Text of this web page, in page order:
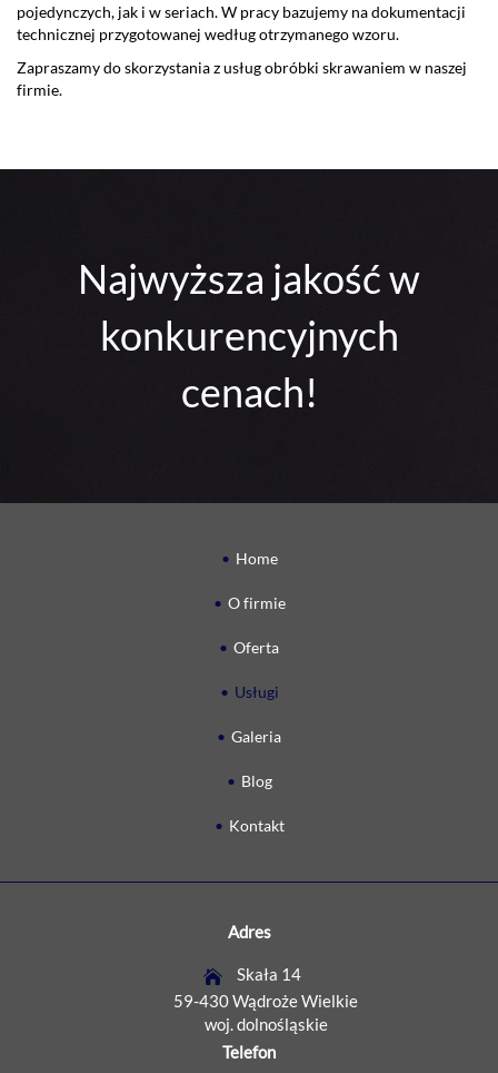
pojedynczych, jak i w seriach. W pracy bazujemy na dokumentacji
technicznej przygotowanej według otrzymanego wzoru.
Zapraszamy do skorzystania z usług obróbki skrawaniem w naszej
firmie.
Najwyższa jakość w
konkurencyjnych
cenach!
Home
O firmie
Oferta
Usługi
Galeria
Blog
Kontakt
Adres
Skała 14
59-430 Wądroże Wielkie
woj. dolnośląskie
Telefon